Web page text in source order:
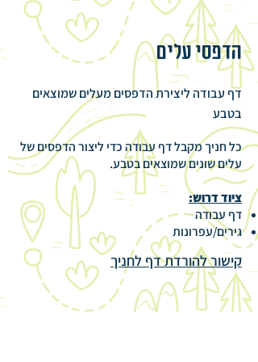
הדפסי עלים
דף עבודה ליצירת הדפסים מעלים שמוצאים
בטבע
כל חניך מקבל דף עבודה כדי ליצור הדפסים של
עלים שונים שמוצאים בטבע.
ציוד דרוש:
דף עבודה
גירים/עפרונות
קישור להורדת דף לחניך